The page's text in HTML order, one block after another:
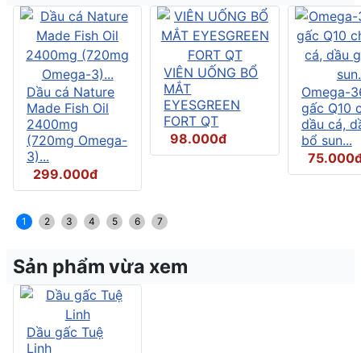
Dầu cá Nature
Made Fish Oil
2400mg
(720mg Omega-
3)...
299.000đ
VIÊN UỐNG BỔ
MẮT
EYESGREEN
FORT QT
98.000đ
Omega-
gấc Q10
dầu cá,
bổ sun...
1 2 3 4 5 6 7
Sản phẩm vừa xem
Dầu gấc Tuệ
Linh